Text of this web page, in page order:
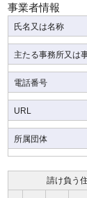
事業者情報
氏名又は名称
主たる事務所又は
電話番号
URL
所属団体
請け負う